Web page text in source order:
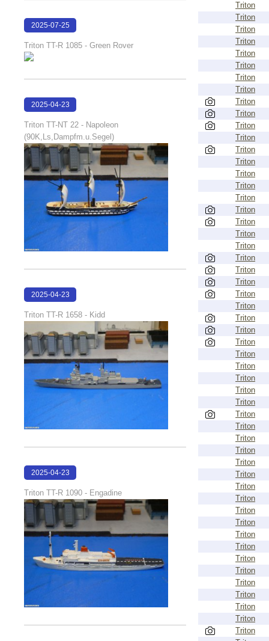
Triton
Triton
Triton
Triton
Triton
Triton
Triton
Triton
Triton
Triton
Triton
Triton
Triton
Triton
Triton
Triton
Triton
Triton
Triton
Triton
Triton
Triton
Triton
Triton
Triton
Triton
Triton
Triton
Triton
Triton
Triton
Triton
Triton
Triton
Triton
Triton
Triton
Triton
Triton
Triton
Triton
Triton
Triton
Triton
Triton
Triton
Triton
Triton
Triton
Triton
Triton
Triton
Triton
2025-07-25
Triton TT-R 1085 - Green Rover
2025-04-23
Triton TT-NT 22 - Napoleon
(90K,Ls,Dampfm.u.Segel)
2025-04-23
Triton TT-R 1658 - Kidd
2025-04-23
Triton TT-R 1090 - Engadine